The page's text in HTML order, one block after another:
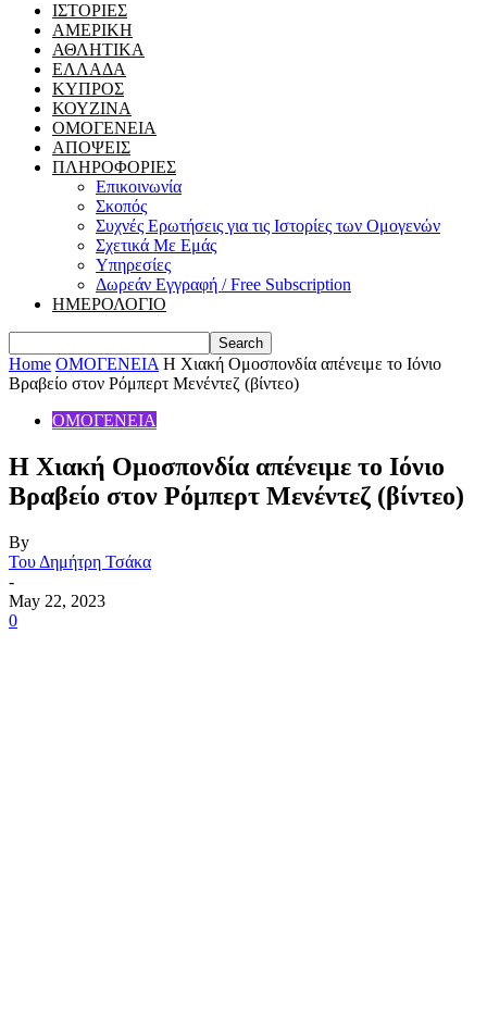
ΙΣΤΟΡΙΕΣ
ΑΜΕΡΙΚΗ
ΑΘΛΗΤΙΚΑ
ΕΛΛΑΔΑ
ΚΥΠΡΟΣ
ΚΟΥΖΙΝΑ
ΟΜΟΓΕΝΕΙΑ
ΑΠΟΨΕΙΣ
ΠΛΗΡΟΦΟΡΙΕΣ
Επικοινωνία
Σκοπός
Συχνές Ερωτήσεις για τις Ιστορίες των Ομογενών
Σχετικά Με Εμάς
Υπηρεσίες
Δωρεάν Εγγραφή / Free Subscription
ΗΜΕΡΟΛΟΓΙΟ
Home ΟΜΟΓΕΝΕΙΑ Η Χιακή Ομοσπονδία απένειμε το Ιόνιο
Βραβείο στον Ρόμπερτ Μενέντεζ (βίντεο)
ΟΜΟΓΕΝΕΙΑ
Η Χιακή Ομοσπονδία απένειμε το Ιόνιο
Βραβείο στον Ρόμπερτ Μενέντεζ (βίντεο)
By
Του Δημήτρη Τσάκα
-
May 22, 2023
0